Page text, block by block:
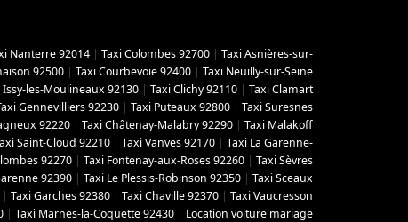
Nanterre 92014 | Taxi Colombes 92700 | Taxi Asnières-sur-
92500 | Taxi Courbevoie 92400 | Taxi Neuilly-sur-Seine
Issy-les-Moulineaux 92130 | Taxi Clichy 92110 | Taxi Clamart
Gennevilliers 92230 | Taxi Puteaux 92800 | Taxi Suresnes
92220 | Taxi Châtenay-Malabry 92290 | Taxi Malakoff
Saint-Cloud 92210 | Taxi Vanves 92170 | Taxi La Garenne-
92270 | Taxi Fontenay-aux-Roses 92260 | Taxi Sèvres
92390 | Taxi Le Plessis-Robinson 92350 | Taxi Sceaux
| Taxi Garches 92380 | Taxi Chaville 92370 | Taxi Vaucresson
| Taxi Marnes-la-Coquette 92430 | Location voiture mariage